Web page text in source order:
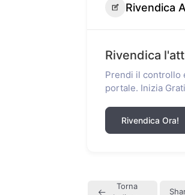
Rivendica
Rivendica
Prendi il controllo
portale. Inizia
Rivendica Ora!
Torna